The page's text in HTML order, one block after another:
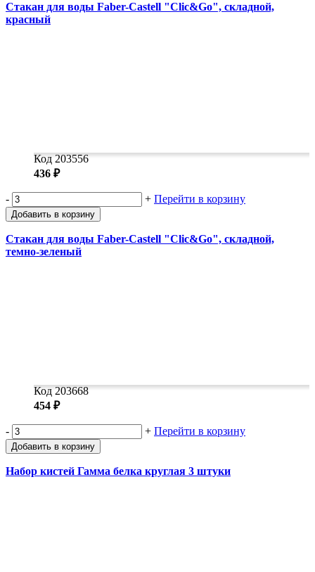
Стакан для воды Faber-Castell "Clic&Go", складной,
красный
Код 203556
436 ₽
- + Перейти в корзину
Добавить в корзину
Стакан для воды Faber-Castell "Clic&Go", складной,
темно-зеленый
Код 203668
454 ₽
- + Перейти в корзину
Добавить в корзину
Набор кистей Гамма белка круглая 3 штуки